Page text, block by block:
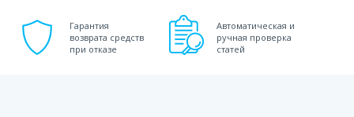
Гарантия
возврата средств
при отказе
Автоматическая и
ручная проверка
статей